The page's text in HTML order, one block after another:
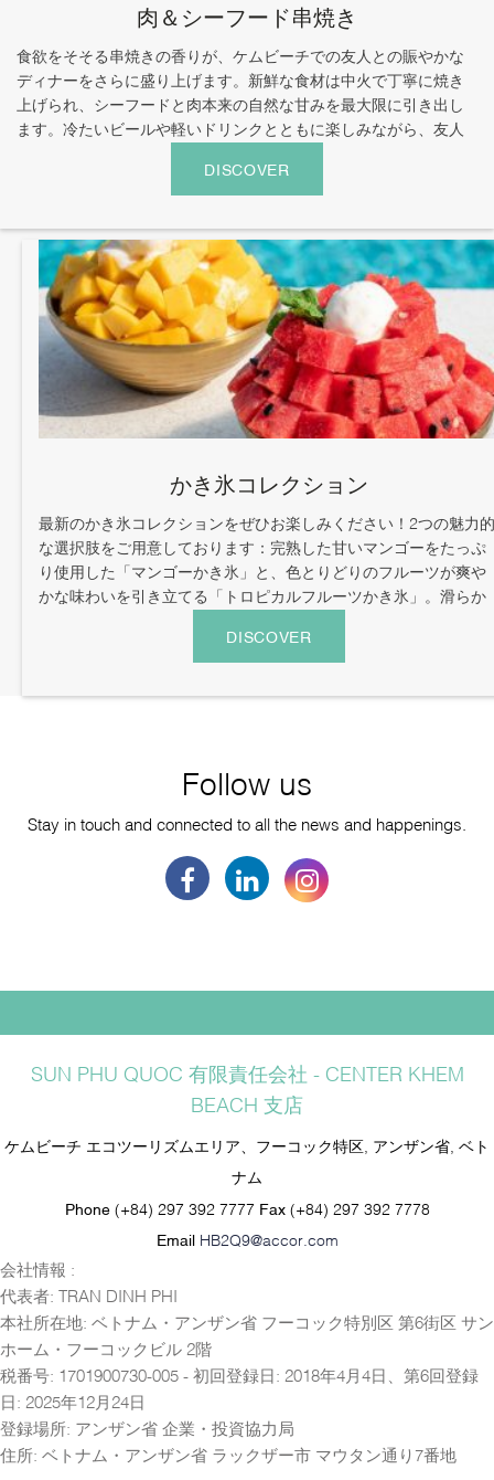
肉＆シーフード串焼き
食欲をそそる串焼きの香りが、ケムビーチでの友人との賑やかな
ディナーをさらに盛り上げます。新鮮な食材は中火で丁寧に焼き
上げられ、シーフードと肉本来の自然な甘みを最大限に引き出し
ます。冷たいビールや軽いドリンクとともに楽しみながら、友人
DISCOVER
かき氷コレクション
最新のかき氷コレクションをぜひお楽しみください！2つの魅力的
な選択肢をご用意しております：完熟した甘いマンゴーをたっぷ
り使用した「マンゴーかき氷」と、色とりどりのフルーツが爽や
かな味わいを引き立てる「トロピカルフルーツかき氷」。滑らか
くの方に愛される、暑い日のおやつに最適な一品です。[...]
DISCOVER
Follow us
Stay in touch and connected to all the news and happenings.
SUN PHU QUOC 有限責任会社 - CENTER KHEM
BEACH 支店
ケムビーチ エコツーリズムエリア、フーコック特区, アンザン省, ベト
ナム
Phone (+84) 297 392 7777 Fax (+84) 297 392 7778
Email HB2Q9@accor.com
会社情報 :
代表者: TRAN DINH PHI
本社所在地: ベトナム・アンザン省 フーコック特別区 第6街区 サン
ホーム・フーコックビル 2階
税番号: 1701900730-005 - 初回登録日: 2018年4月4日、第6回登録
日: 2025年12月24日
登録場所: アンザン省 企業・投資協力局
住所: ベトナム・アンザン省 ラックザー市 マウタン通り7番地